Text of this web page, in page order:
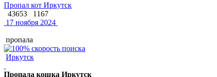
Пропал кот Иркутск
43653
1167
17 ноября 2024
пропала
Иркутск
Пропала кошка Иркутск